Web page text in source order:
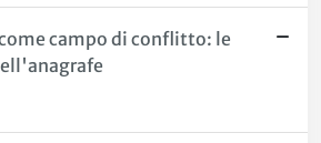
campo di conflitto: le